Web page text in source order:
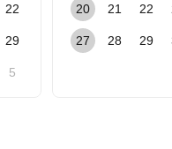
22
29
5
20 21 22
27 28 29